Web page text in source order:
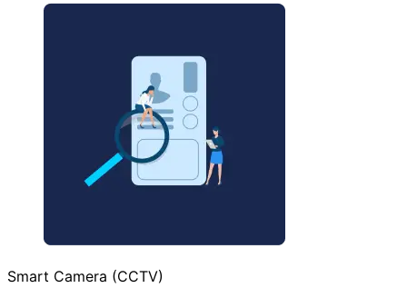
Smart Camera (CCTV)